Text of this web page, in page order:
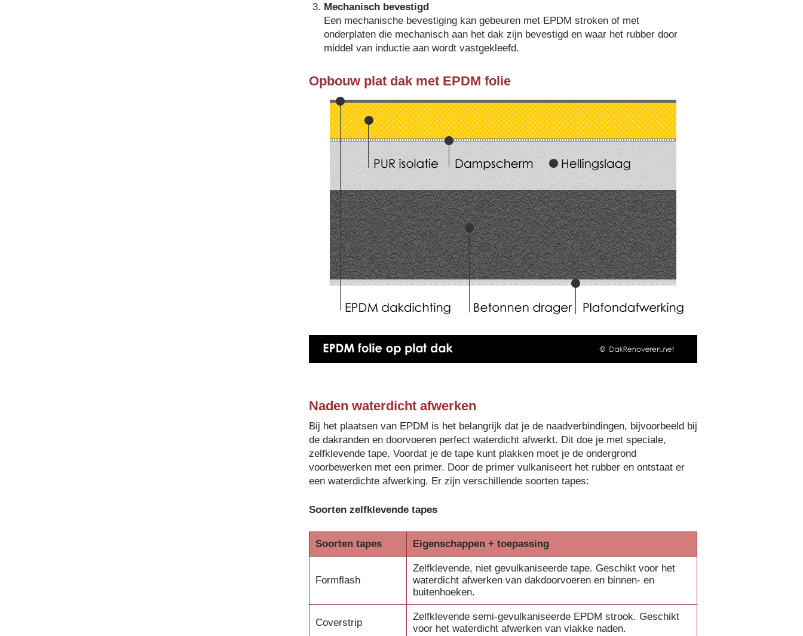
Mechanisch bevestigd
Een mechanische bevestiging kan gebeuren met EPDM stroken of met
onderplaten die mechanisch aan het dak zijn bevestigd en waar het rubber door
middel van inductie aan wordt vastgekleefd.
Opbouw plat dak met EPDM folie
Naden waterdicht afwerken
Bij het plaatsen van EPDM is het belangrijk dat je de naadverbindingen, bijvoorbeeld bij
de dakranden en doorvoeren perfect waterdicht afwerkt. Dit doe je met speciale,
zelfklevende tape. Voordat je de tape kunt plakken moet je de ondergrond
voorbewerken met een primer. Door de primer vulkaniseert het rubber en ontstaat er
een waterdichte afwerking. Er zijn verschillende soorten tapes:
Soorten zelfklevende tapes
Soorten tapes Eigenschappen + toepassing
Formflash
Zelfklevende, niet gevulkaniseerde tape. Geschikt voor het
waterdicht afwerken van dakdoorvoeren en binnen- en
buitenhoeken.
Coverstrip
Zelfklevende semi-gevulkaniseerde EPDM strook. Geschikt
voor het waterdicht afwerken van vlakke naden.